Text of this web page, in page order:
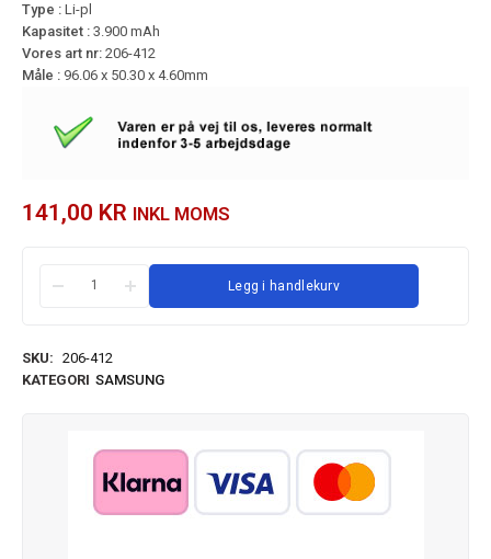
Type : Li-pl
Kapasitet : 3.900 mAh
Vores art nr: 206-412
Måle : 96.06 x 50.30 x 4.60mm
141,00 KR INKL MOMS
Legg i handlekurv
SKU: 206-412
KATEGORI SAMSUNG